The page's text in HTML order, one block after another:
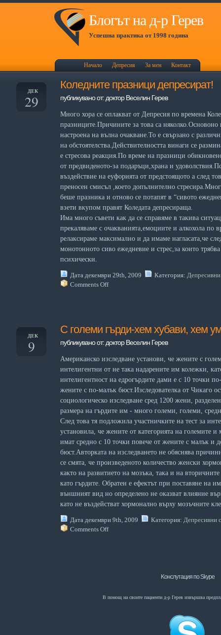
Блогът на д-р Герев
Успешна практика от 1998 година
Начало Депресия За мен Контакт
ДЕК
29
Коледните празници депресират!
публикувано от: доктор Веселин Герев
Много хора се оплакват от Депресия по времена
празниците.Причините за това са няколко.Основоно
настроена на вълна очакване.То е свързано с
на обстоятелства.Действителността винаги се
е стресова реакция.По време на празници
от предвиденото-за подаръци,храна и
въздействие на еуфорията от предстоящото а след
преносен смисъл ,което допълнително
беше празника и отново се потапят в “сивото
взети вкупом правят Коледата депресираща.
Има много съвети как да се справяме в такива
прекаляваме с очакванията,емоциите и алкохола по
релаксираме максимално и да имаме нагласата,че
монотонното сиво ежедневие и стрес,за които
психически.
Дата декември 29th, 2009 Категория:
Comments Off
ДЕК
9
С големи гърди-хем хубави, хем
публикувано от: доктор Веселин Герев
Американско изследване установи, че жените с
интелигентни от не така надарените им колежки,
интелигентност на едрогърдите дами е с 10 точки
жените с по-малък бюст.Изследователка от Чикаго
социологическо изследване сред 1200 жени,
размера на гърдите им - много големи, големи,
След това тя подложила участничките на тест за
установила, че жените от категорията на големите
имат средно с 10 точки повече от жените с малък и
бюст.Авторката на изследването не обяснява
се смята, че произведеното количество женски
както на развитието на мозъка, така и на
като гърдите. Обратен е ефектът при поставяне на
външният вид но определено не оказват влияние
като не въздействат хормонално върху мозъчните
Дата декември 9th, 2009 Категория: Депресивни
Comments Off
Kонслутация по Skype
В помощ на своите пациенти д-р Герев извършва